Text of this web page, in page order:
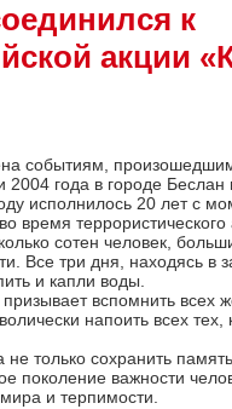
к
акции
событиям,
2004 года в городе
исполнилось 20 лет с
время
сотен человек,
Все три дня, находясь в
и капли воды.
вспомнить всех
напоить всех тех,
только сохранить
поколение важности
и терпимости.